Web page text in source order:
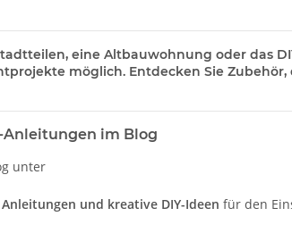
eine Altbauwohnung oder das
möglich. Entdecken Sie
Anleitungen im Blog
unter
und kreative DIY-Ideen für den